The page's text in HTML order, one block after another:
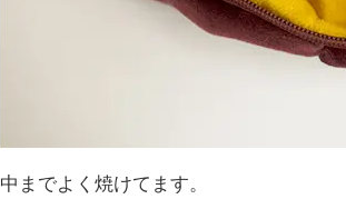
中までよく焼けてます。